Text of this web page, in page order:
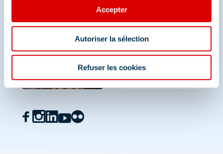
Accepter
Autoriser la sélection
Refuser les cookies